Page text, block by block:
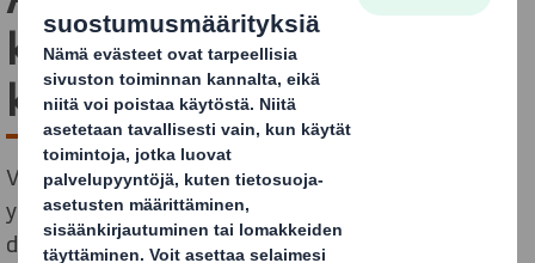
kätevästi ja turvallisesti
kotiin
Verkkokauppa on juurtumassa suomalaiseen
yhteiskuntaan. Vuonna 2019 kuluttajat ostivat
digitaalisesti jo 4,5 miljardin arvosta tavaraa. Vuonna